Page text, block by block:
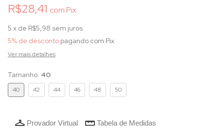
R$28,41 com Pix
5 x de R$5,98 sem juros
5% de desconto pagando com Pix
Ver mais detalhes
Tamanho: 40
40 42 44 46 48 50
Provador Virtual Tabela de Medidas